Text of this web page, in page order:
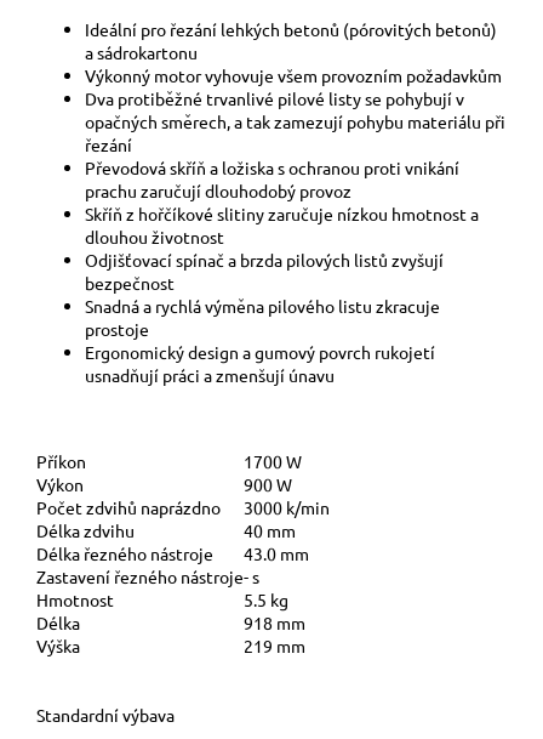
Ideální pro řezání lehkých betonů (pórovitých betonů)
a sádrokartonu
Výkonný motor vyhovuje všem provozním požadavkům
Dva protiběžné trvanlivé pilové listy se pohybují v
opačných směrech, a tak zamezují pohybu materiálu při
řezání
Převodová skříň a ložiska s ochranou proti vnikání
prachu zaručují dlouhodobý provoz
Skříň z hořčíkové slitiny zaručuje nízkou hmotnost a
dlouhou životnost
Odjišťovací spínač a brzda pilových listů zvyšují
bezpečnost
Snadná a rychlá výměna pilového listu zkracuje
prostoje
Ergonomický design a gumový povrch rukojetí
usnadňují práci a zmenšují únavu
Příkon
1700 W
Výkon
900 W
Počet zdvihů naprázdno
3000 k/min
Délka zdvihu
40 mm
Délka řezného nástroje
43.0 mm
Zastavení řezného nástroje- s
Hmotnost
5.5 kg
Délka
918 mm
Výška
219 mm
Standardní výbava